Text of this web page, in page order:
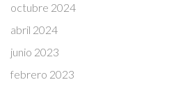
octubre 2024
abril 2024
junio 2023
febrero 2023